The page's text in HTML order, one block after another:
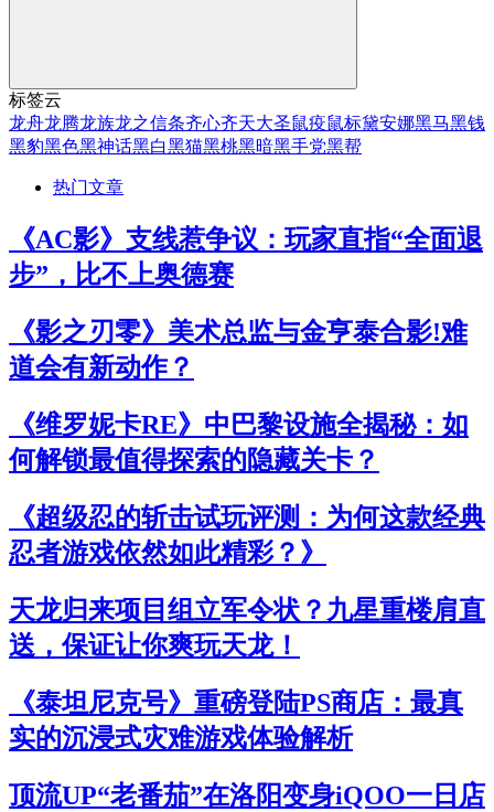
标签云
龙舟龙腾龙族龙之信条齐心齐天大圣鼠疫鼠标黛安娜黑马黑钱
黑豹黑色黑神话黑白黑猫黑桃黑暗黑手党黑帮
热门文章
《AC影》支线惹争议：玩家直指“全面退
步”，比不上奥德赛
《影之刃零》美术总监与金亨泰合影!难
道会有新动作？
《维罗妮卡RE》中巴黎设施全揭秘：如
何解锁最值得探索的隐藏关卡？
《超级忍的斩击试玩评测：为何这款经典
忍者游戏依然如此精彩？》
天龙归来项目组立军令状？九星重楼肩直
送，保证让你爽玩天龙！
《泰坦尼克号》重磅登陆PS商店：最真
实的沉浸式灾难游戏体验解析
顶流UP“老番茄”在洛阳变身iQOO一日店